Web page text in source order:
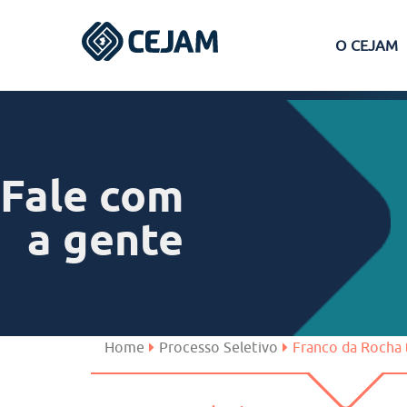
O CEJAM
Ferraz de Vasconcelos
São José dos Campos
Fale com
a gente
Home Processo Seletivo Franco da Rocha